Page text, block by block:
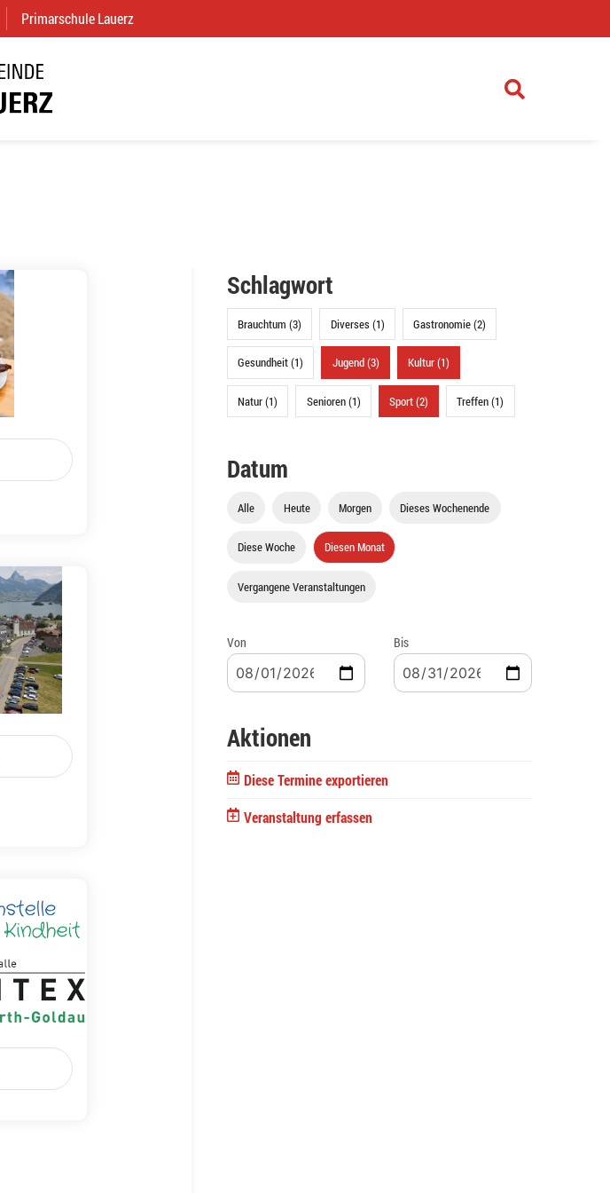
(External Link)
Primarschule Lauerz
Schlagwort
Brauchtum (3) Diverses (1) Gastronomie (2)
Gesundheit (1) Jugend (3) Kultur (1)
Natur (1) Senioren (1) Sport (2) Treffen (1)
Datum
Alle Heute Morgen Dieses Wochenende
Diese Woche Diesen Monat
Vergangene Veranstaltungen
Von Bis
Aktionen
Diese Termine exportieren
Veranstaltung erfassen